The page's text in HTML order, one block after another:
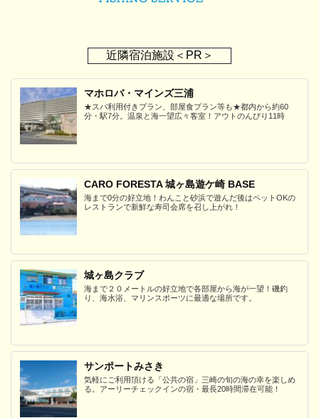
近隣宿泊施設＜PR＞
マホロバ・マインズ三浦
★スパ利用付きプラン、部屋食プラン等も★都内から約60
分・駅7分。温泉と海一望広々客室！アウトのんびり11時
CARO FORESTA 城ヶ島遊ケ崎 BASE
海まで0分の好立地！わんこと砂浜で遊んだ後はペットOKの
レストランで新鮮な寿司会席を召し上がれ！
城ヶ島クラブ
海まで２０メートルの好立地で各部屋から海が一望！磯釣
り、海水浴、マリンスポーツに最適な場所です。
サンポートみさき
気軽にご利用頂ける「公共の宿」三崎の旬の海の幸を楽しめ
る。アーリーチェックインの宿・最長20時間滞在可能！